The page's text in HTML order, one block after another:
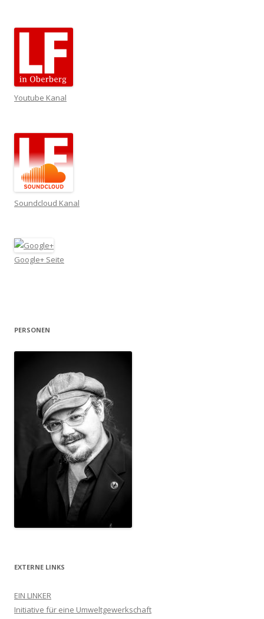
Youtube Kanal
Soundcloud Kanal
Google+ Seite
PERSONEN
EXTERNE LINKS
EIN LINKER
Initiative für eine Umweltgewerkschaft